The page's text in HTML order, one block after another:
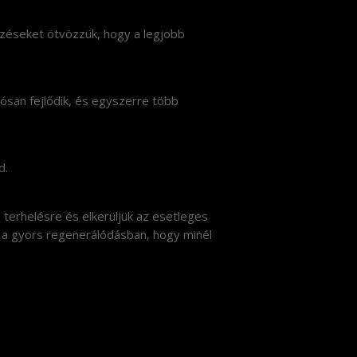
ötvözzük, hogy a legjobb
fejlődik, és egyszerre több
terhelésre és elkerüljük az esetleges
gyors regenerálódásban, hogy minél